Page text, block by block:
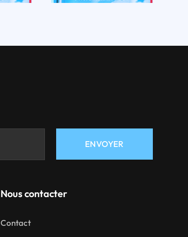
ENVOYER
Nous contacter
Contact